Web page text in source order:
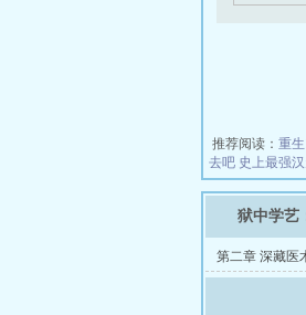
推荐阅读： 重
去吧 史上最强
狱中学艺
第二章 深藏医